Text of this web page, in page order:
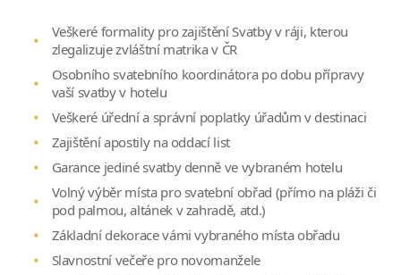
Veškeré formality pro zajištění Svatby v ráji, kterou
zlegalizuje zvláštní matrika v ČR
Osobního svatebního koordinátora po dobu přípravy
vaší svatby v hotelu
Veškeré úřední a správní poplatky úřadům v destinaci
Zajištění apostily na oddací list
Garance jediné svatby denně ve vybraném hotelu
Volný výběr místa pro svatební obřad (přímo na pláži či
pod palmou, altánek v zahradě, atd.)
Základní dekorace vámi vybraného místa obřadu
Slavnostní večeře pro novomanžele